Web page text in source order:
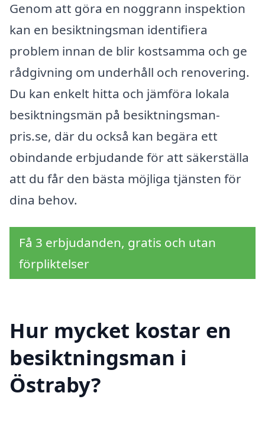
Genom att göra en noggrann inspektion
kan en besiktningsman identifiera
problem innan de blir kostsamma och ge
rådgivning om underhåll och renovering.
Du kan enkelt hitta och jämföra lokala
besiktningsmän på besiktningsman-
pris.se, där du också kan begära ett
obindande erbjudande för att säkerställa
att du får den bästa möjliga tjänsten för
dina behov.
Få 3 erbjudanden, gratis och utan
förpliktelser
Hur mycket kostar en
besiktningsman i
Östraby?